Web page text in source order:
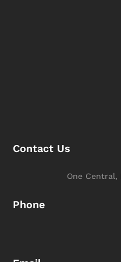
Contact Us
One
Phone